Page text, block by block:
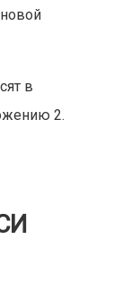
в
2.